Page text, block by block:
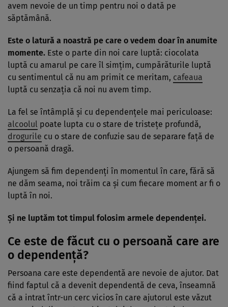
avem nevoie de un timp pentru noi o dată pe
săptămână.
Este o latură a noastră pe care o vedem doar în anumite
momente. Este o parte din noi care luptă: ciocolata
luptă cu amarul pe care îl simțim, cumpărăturile luptă
cu sentimentul că nu am primit ce meritam, cafeaua
luptă cu senzația că noi nu avem timp.
La fel se întâmplă și cu dependențele mai periculoase:
alcoolul poate lupta cu o stare de tristețe profundă,
drogurile cu o stare de confuzie sau de separare față de
o persoană dragă.
Ajungem să fim dependenți în momentul în care, fără să
ne dăm seama, noi trăim ca și cum fiecare moment ar fi o
luptă în noi.
Și ne luptăm tot timpul folosim armele dependenței.
Ce este de făcut cu o persoană care are
o dependență?
Persoana care este dependentă are nevoie de ajutor. Dat
fiind faptul că a devenit dependentă de ceva, înseamnă
că a intrat într-un cerc vicios în care ajutorul este văzut